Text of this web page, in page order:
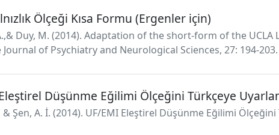
Ölçeği Kısa Formu (Ergenler için)
Duy, M. (2014). Adaptation of the short-form of the
Journal of Psychiatry and Neurological Sciences, 27: 194-203.
Düşünme Eğilimi Ölçeğini Türkçeye
& Şen, A. İ. (2014). UF/EMI Eleştirel Düşünme Eğilimi